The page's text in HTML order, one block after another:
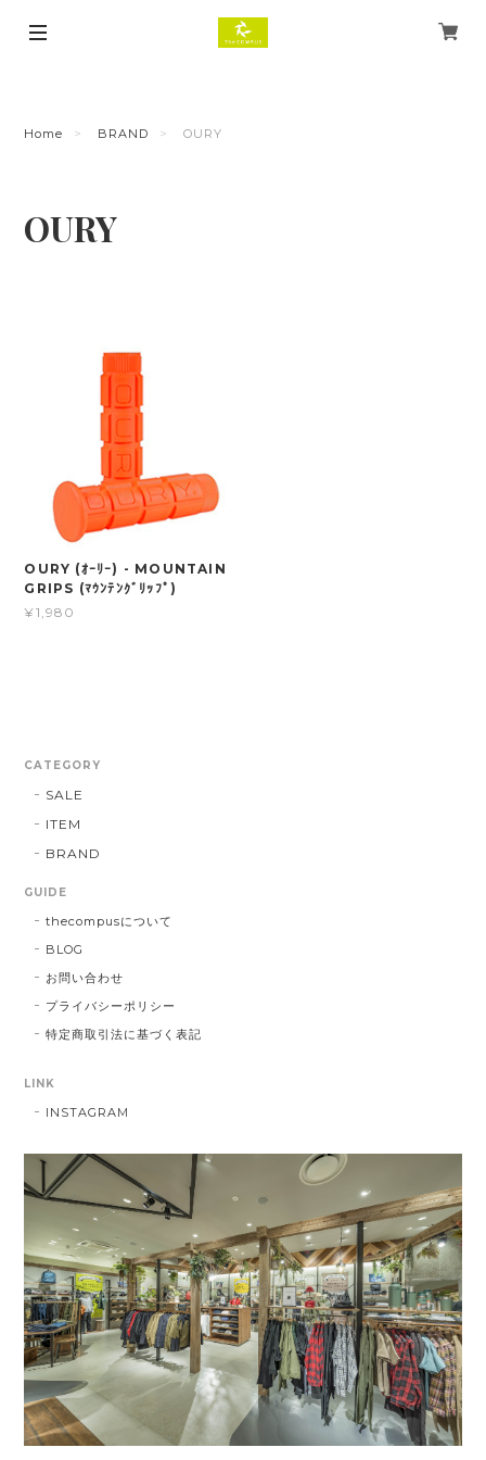
Home BRAND OURY
OURY
OURY (ｵｰﾘｰ) - MOUNTAIN
GRIPS (ﾏｳﾝﾃﾝｸﾞﾘｯﾌﾟ)
¥1,980
CATEGORY
SALE
ITEM
BRAND
GUIDE
thecompusについて
BLOG
お問い合わせ
プライバシーポリシー
特定商取引法に基づく表記
LINK
INSTAGRAM